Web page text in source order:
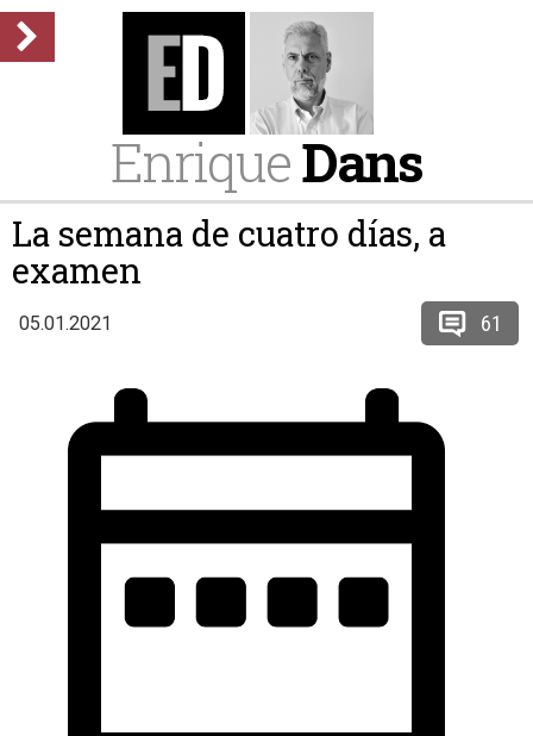
EnriqueDans
La semana de cuatro días, a
examen
05.01.2021 61